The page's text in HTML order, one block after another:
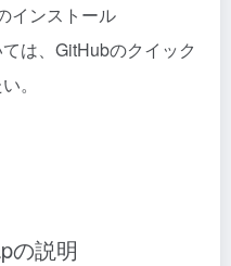
インストール
は、GitHubのクイック
。
の説明